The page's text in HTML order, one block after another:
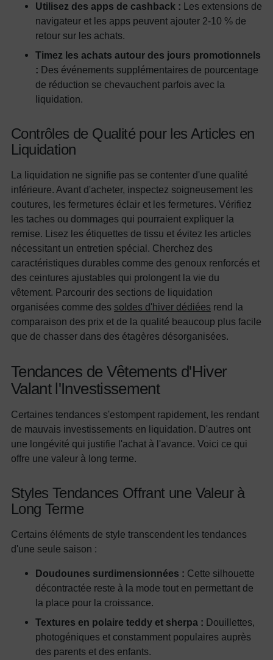
Utilisez des apps de cashback : Les extensions de
navigateur et les apps peuvent ajouter 2-10 % de
retour sur les achats.
Timez les achats autour des jours promotionnels
: Des événements supplémentaires de pourcentage
de réduction se chevauchent parfois avec la
liquidation.
Contrôles de Qualité pour les Articles en
Liquidation
La liquidation ne signifie pas se contenter d'une qualité
inférieure. Avant d'acheter, inspectez soigneusement les
coutures, les fermetures éclair et les fermetures. Vérifiez
les taches ou dommages qui pourraient expliquer la
remise. Lisez les étiquettes de tissu et évitez les articles
nécessitant un entretien spécial. Cherchez des
caractéristiques durables comme des genoux renforcés et
des ceintures ajustables qui prolongent la vie du
vêtement. Parcourir des sections de liquidation
organisées comme des soldes d'hiver dédiées rend la
comparaison des prix et de la qualité beaucoup plus facile
que de chasser dans des étagères désorganisées.
Tendances de Vêtements d'Hiver
Valant l'Investissement
Certaines tendances s'estompent rapidement, les rendant
de mauvais investissements en liquidation. D'autres ont
une longévité qui justifie l'achat à l'avance. Voici ce qui
offre une valeur à long terme.
Styles Tendances Offrant une Valeur à
Long Terme
Certains éléments de style transcendent les tendances
d'une seule saison :
Doudounes surdimensionnées : Cette silhouette
décontractée reste à la mode tout en permettant de
la place pour la croissance.
Textures en polaire teddy et sherpa : Douillettes,
photogéniques et constamment populaires auprès
des parents et des enfants.